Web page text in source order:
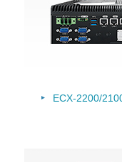
ECX-2200/